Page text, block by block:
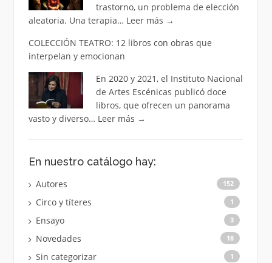
trastorno, un problema de elección
aleatoria. Una terapia… Leer más →
COLECCIÓN TEATRO: 12 libros con obras que
interpelan y emocionan
En 2020 y 2021, el Instituto Nacional
de Artes Escénicas publicó doce
libros, que ofrecen un panorama
vasto y diverso… Leer más →
En nuestro catálogo hay:
Autores 152
Circo y títeres 1
Ensayo 3
Novedades 18
Sin categorizar 1